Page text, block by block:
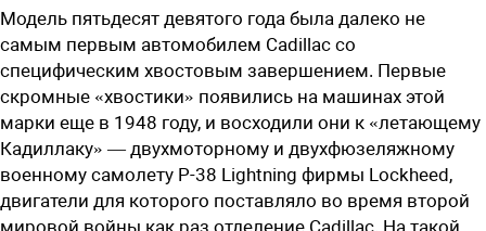
Модель пятьдесят девятого года была далеко не
самым первым автомобилем Cadillac со
специфическим хвостовым завершением. Первые
скромные «хвостики» появились на машинах этой
марки еще в 1948 году, и восходили они к «летающему
Кадиллаку» — двухмоторному и двухфюзеляжному
военному самолету Р-38 Lightning фирмы Lockheed,
двигатели для которого поставляло во время второй
мировой войны как раз отделение Cadillac. На такой